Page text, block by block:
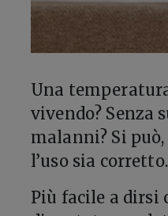
Una
vivendo? Senza
malanni? Si
l’uso sia corretto.
Più facile a dirsi